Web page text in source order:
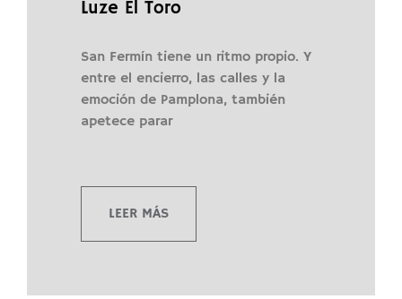
Luze El Toro
San Fermín tiene un ritmo propio. Y
entre el encierro, las calles y la
emoción de Pamplona, también
apetece parar
LEER MÁS